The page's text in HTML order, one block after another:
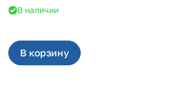
В наличии
В корзину